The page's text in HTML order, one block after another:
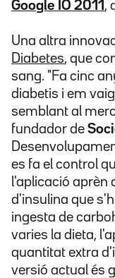
Google IO 2011 ,
Una altra
Diabetes, que
sang. "Fa cinc
diabetis i em
semblant al
fundador de
es fa el control
l'aplicació aprèn
d'insulina que
ingesta de
varies la dieta,
quantitat extra
versió actual és